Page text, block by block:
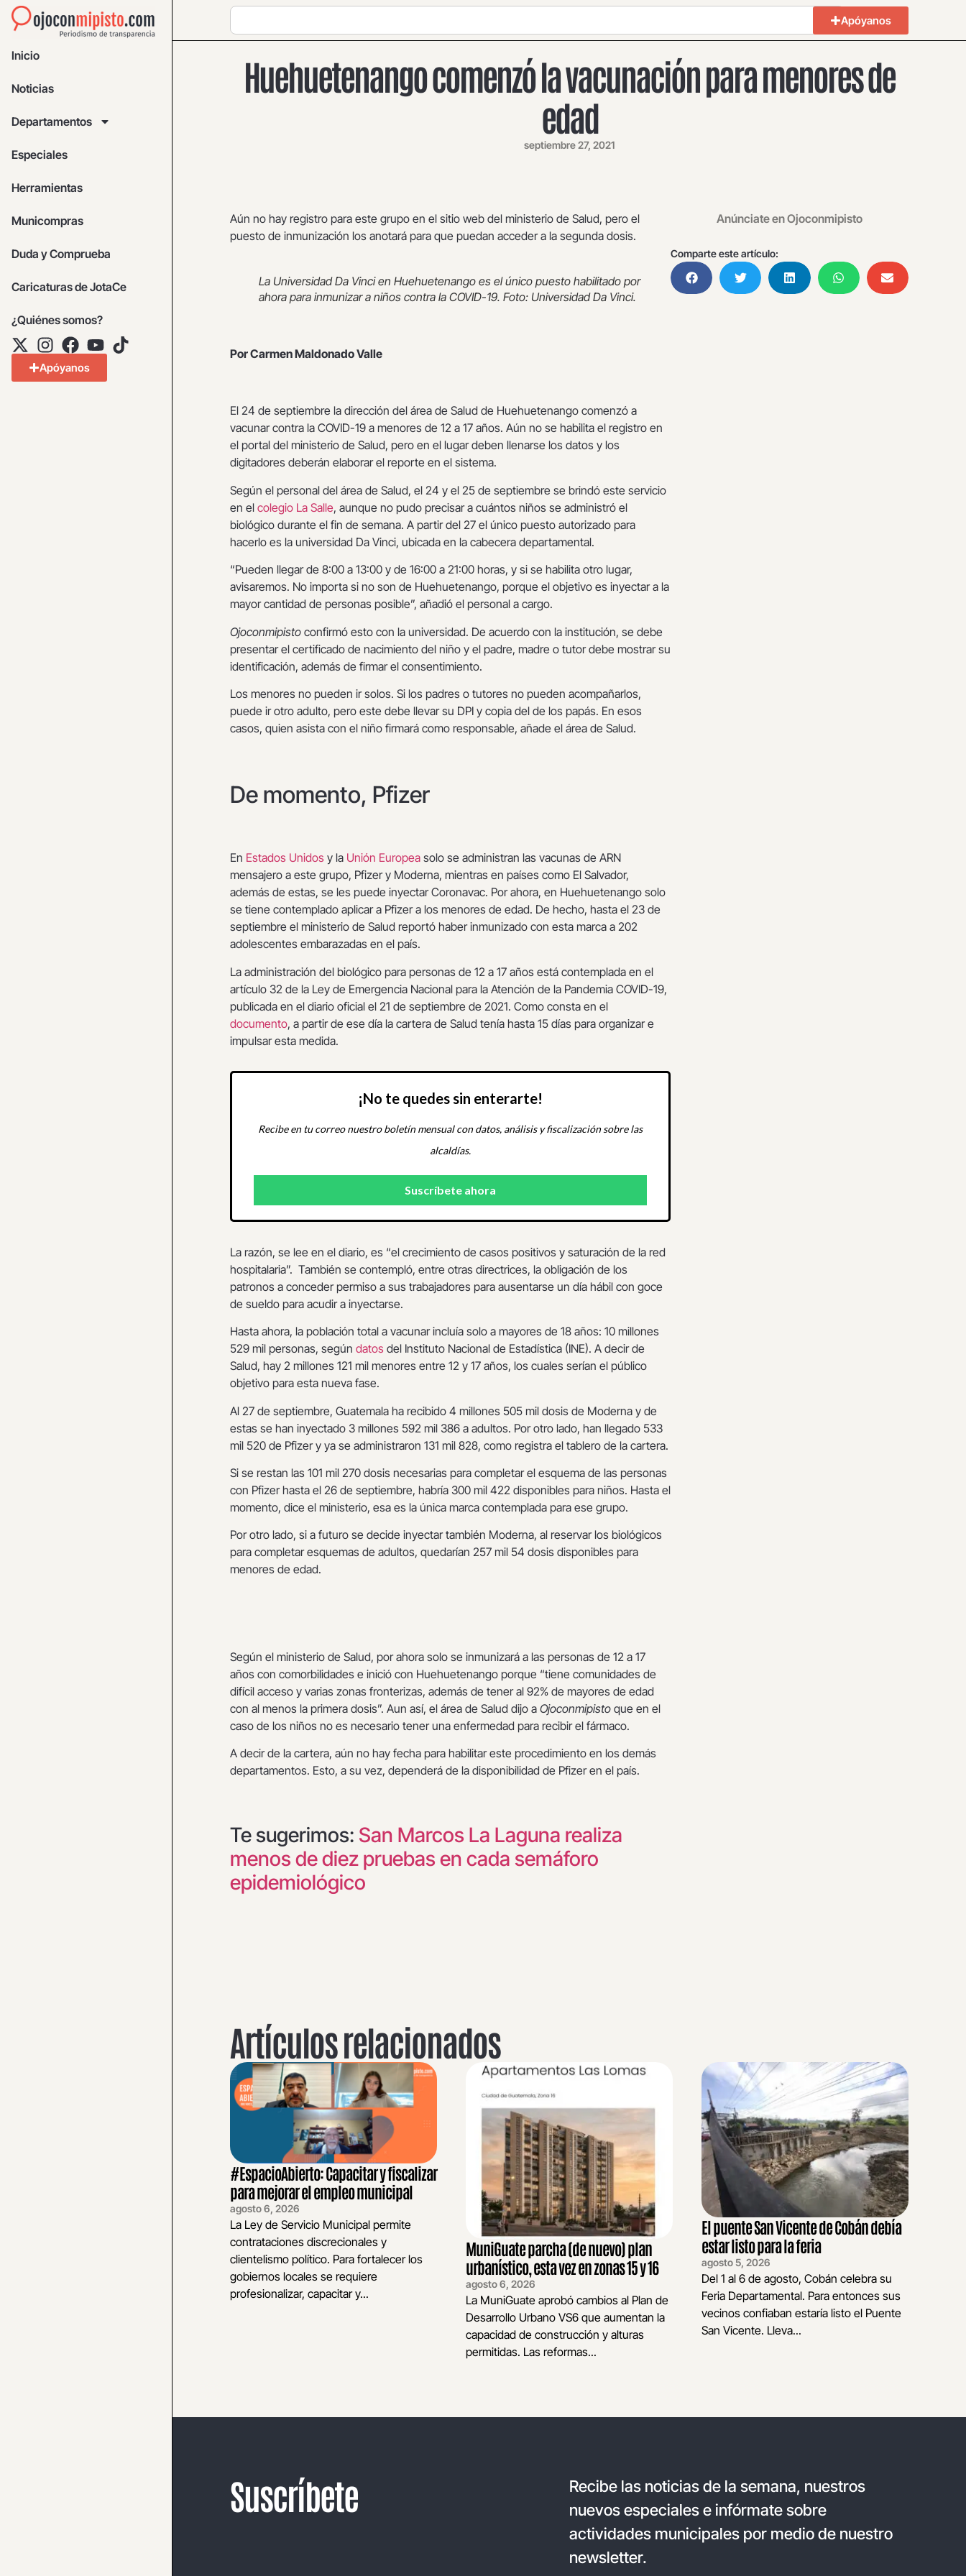
Apóyanos
Inicio
Noticias
Departamentos
Especiales
Herramientas
Municompras
Duda y Comprueba
Caricaturas de JotaCe
¿Quiénes somos?
Apóyanos
Huehuetenango comenzó la vacunación para menores de
edad
septiembre 27, 2021
Aún no hay registro para este grupo en el sitio web del ministerio de Salud, pero el
puesto de inmunización los anotará para que puedan acceder a la segunda dosis.
La Universidad Da Vinci en Huehuetenango es el único puesto habilitado por
ahora para inmunizar a niños contra la COVID-19. Foto: Universidad Da Vinci.
Por Carmen Maldonado Valle
El 24 de septiembre la dirección del área de Salud de Huehuetenango comenzó a
vacunar contra la COVID-19 a menores de 12 a 17 años. Aún no se habilita el registro en
el portal del ministerio de Salud, pero en el lugar deben llenarse los datos y los
digitadores deberán elaborar el reporte en el sistema.
Según el personal del área de Salud, el 24 y el 25 de septiembre se brindó este servicio
en el colegio La Salle, aunque no pudo precisar a cuántos niños se administró el
biológico durante el fin de semana. A partir del 27 el único puesto autorizado para
hacerlo es la universidad Da Vinci, ubicada en la cabecera departamental.
“Pueden llegar de 8:00 a 13:00 y de 16:00 a 21:00 horas, y si se habilita otro lugar,
avisaremos. No importa si no son de Huehuetenango, porque el objetivo es inyectar a la
mayor cantidad de personas posible”, añadió el personal a cargo.
Ojoconmipisto confirmó esto con la universidad. De acuerdo con la institución, se debe
presentar el certificado de nacimiento del niño y el padre, madre o tutor debe mostrar su
identificación, además de firmar el consentimiento.
Los menores no pueden ir solos. Si los padres o tutores no pueden acompañarlos,
puede ir otro adulto, pero este debe llevar su DPI y copia del de los papás. En esos
casos, quien asista con el niño firmará como responsable, añade el área de Salud.
De momento, Pfizer
En Estados Unidos y la Unión Europea solo se administran las vacunas de ARN
mensajero a este grupo, Pfizer y Moderna, mientras en países como El Salvador,
además de estas, se les puede inyectar Coronavac. Por ahora, en Huehuetenango solo
se tiene contemplado aplicar a Pfizer a los menores de edad. De hecho, hasta el 23 de
septiembre el ministerio de Salud reportó haber inmunizado con esta marca a 202
adolescentes embarazadas en el país.
La administración del biológico para personas de 12 a 17 años está contemplada en el
artículo 32 de la Ley de Emergencia Nacional para la Atención de la Pandemia COVID-19,
publicada en el diario oficial el 21 de septiembre de 2021. Como consta en el
documento, a partir de ese día la cartera de Salud tenía hasta 15 días para organizar e
impulsar esta medida.
¡No te quedes sin enterarte!
Recibe en tu correo nuestro boletín mensual con datos, análisis y fiscalización sobre las
alcaldías.
La razón, se lee en el diario, es “el crecimiento de casos positivos y saturación de la red
hospitalaria”. También se contempló, entre otras directrices, la obligación de los
patronos a conceder permiso a sus trabajadores para ausentarse un día hábil con goce
de sueldo para acudir a inyectarse.
Hasta ahora, la población total a vacunar incluía solo a mayores de 18 años: 10 millones
529 mil personas, según datos del Instituto Nacional de Estadística (INE). A decir de
Salud, hay 2 millones 121 mil menores entre 12 y 17 años, los cuales serían el público
objetivo para esta nueva fase.
Al 27 de septiembre, Guatemala ha recibido 4 millones 505 mil dosis de Moderna y de
estas se han inyectado 3 millones 592 mil 386 a adultos. Por otro lado, han llegado 533
mil 520 de Pfizer y ya se administraron 131 mil 828, como registra el tablero de la cartera.
Si se restan las 101 mil 270 dosis necesarias para completar el esquema de las personas
con Pfizer hasta el 26 de septiembre, habría 300 mil 422 disponibles para niños. Hasta el
momento, dice el ministerio, esa es la única marca contemplada para ese grupo.
Por otro lado, si a futuro se decide inyectar también Moderna, al reservar los biológicos
para completar esquemas de adultos, quedarían 257 mil 54 dosis disponibles para
menores de edad.
Según el ministerio de Salud, por ahora solo se inmunizará a las personas de 12 a 17
años con comorbilidades e inició con Huehuetenango porque “tiene comunidades de
difícil acceso y varias zonas fronterizas, además de tener al 92% de mayores de edad
con al menos la primera dosis”. Aun así, el área de Salud dijo a Ojoconmipisto que en el
caso de los niños no es necesario tener una enfermedad para recibir el fármaco.
A decir de la cartera, aún no hay fecha para habilitar este procedimiento en los demás
departamentos. Esto, a su vez, dependerá de la disponibilidad de Pfizer en el país.
Te sugerimos: San Marcos La Laguna realiza
menos de diez pruebas en cada semáforo
epidemiológico
Anúnciate en Ojoconmipisto
Comparte este artículo:
Artículos relacionados
#EspacioAbierto: Capacitar y fiscalizar
para mejorar el empleo municipal
agosto 6, 2026
La Ley de Servicio Municipal permite
contrataciones discrecionales y
clientelismo político. Para fortalecer los
gobiernos locales se requiere
profesionalizar, capacitar y...
MuniGuate parcha (de nuevo) plan
urbanístico, esta vez en zonas 15 y 16
agosto 6, 2026
La MuniGuate aprobó cambios al Plan de
Desarrollo Urbano VS6 que aumentan la
capacidad de construcción y alturas
permitidas. Las reformas...
El puente San Vicente de Cobán debía
estar listo para la feria
agosto 5, 2026
Del 1 al 6 de agosto, Cobán celebra su
Feria Departamental. Para entonces sus
vecinos confiaban estaría listo el Puente
San Vicente. Lleva...
Suscríbete
Recibe las noticias de la semana, nuestros
nuevos especiales e infórmate sobre
actividades municipales por medio de nuestro
newsletter.